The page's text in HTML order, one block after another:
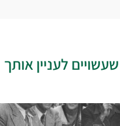
לעניין אותך